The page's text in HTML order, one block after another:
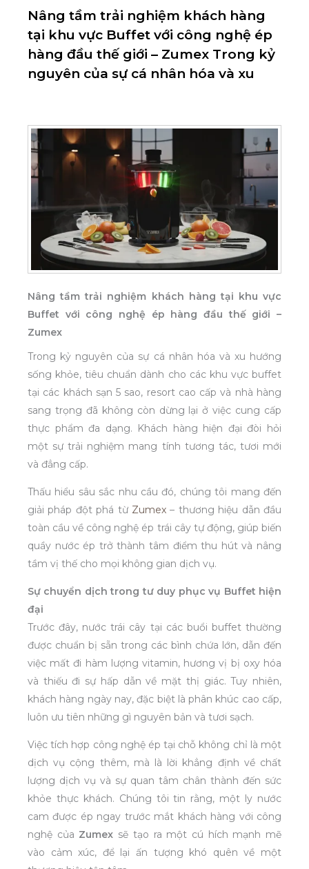
Nâng tầm trải nghiệm khách hàng
tại khu vực Buffet với công nghệ ép
hàng đầu thế giới – Zumex Trong kỷ
nguyên của sự cá nhân hóa và xu
Nâng tầm trải nghiệm khách hàng tại khu vực
Buffet với công nghệ ép hàng đầu thế giới –
Zumex
Trong kỷ nguyên của sự cá nhân hóa và xu hướng
sống khỏe, tiêu chuẩn dành cho các khu vực buffet
tại các khách sạn 5 sao, resort cao cấp và nhà hàng
sang trọng đã không còn dừng lại ở việc cung cấp
thực phẩm đa dạng. Khách hàng hiện đại đòi hỏi
một sự trải nghiệm mang tính tương tác, tươi mới
và đẳng cấp.
Thấu hiểu sâu sắc nhu cầu đó, chúng tôi mang đến
giải pháp đột phá từ Zumex – thương hiệu dẫn đầu
toàn cầu về công nghệ ép trái cây tự động, giúp biến
quầy nước ép trở thành tâm điểm thu hút và nâng
tầm vị thế cho mọi không gian dịch vụ.
Sự chuyển dịch trong tư duy phục vụ Buffet hiện
đại
Trước đây, nước trái cây tại các buổi buffet thường
được chuẩn bị sẵn trong các bình chứa lớn, dẫn đến
việc mất đi hàm lượng vitamin, hương vị bị oxy hóa
và thiếu đi sự hấp dẫn về mặt thị giác. Tuy nhiên,
khách hàng ngày nay, đặc biệt là phân khúc cao cấp,
luôn ưu tiên những gì nguyên bản và tươi sạch.
Việc tích hợp công nghệ ép tại chỗ không chỉ là một
dịch vụ cộng thêm, mà là lời khẳng định về chất
lượng dịch vụ và sự quan tâm chân thành đến sức
khỏe thực khách. Chúng tôi tin rằng, một ly nước
cam được ép ngay trước mắt khách hàng với công
nghệ của Zumex sẽ tạo ra một cú hích mạnh mẽ
vào cảm xúc, để lại ấn tượng khó quên về một